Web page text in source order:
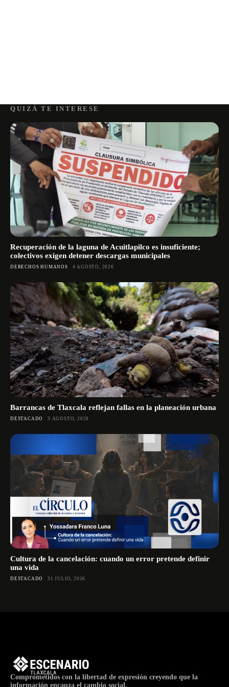
QUIZÁ TE INTERESE
Recuperación de la laguna de Acuitlapilco es insuficiente;
colectivos exigen detener descargas municipales
DERECHOS HUMANOS 4 AGOSTO, 2026
Barrancas de Tlaxcala reflejan fallas en la planeación urbana
DESTACADO 3 AGOSTO, 2026
Cultura de la cancelación: cuando un error pretende definir
una vida
DESTACADO 31 JULIO, 2026
Comprometidos con la libertad de expresión creyendo que la
información encauza el cambio social.